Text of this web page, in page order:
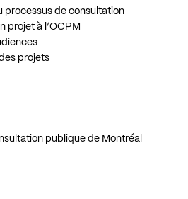
processus de consultation
projet à l’OCPM
projets
publique de Montréal